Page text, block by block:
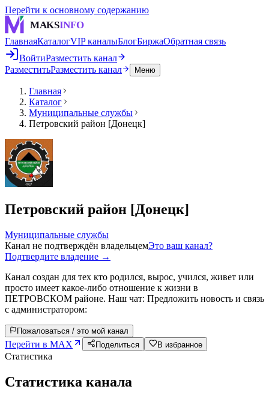
Перейти к основному содержанию
MAKSINFO
ГлавнаяКаталогVIP каналыБлогБиржаОбратная связь
ВойтиРазместить канал
РазместитьРазместить канал Меню
Главная
Каталог
Муниципальные службы
Петровский район [Донецк]
Петровский район [Донецк]
Муниципальные службы
Канал не подтверждён владельцемЭто ваш канал?
Подтвердите владение →
Канал создан для тех кто родился, вырос, учился, живет или
просто имеет какое-либо отношение к жизни в
ПЕТРОВСКОМ районе. Наш чат: Предложить новость и связь
с администратором:
Пожаловаться / это мой канал
Перейти в MAX Поделиться В избранное
Статистика
Статистика канала